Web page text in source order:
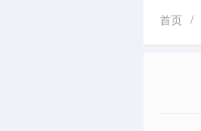
首页 /